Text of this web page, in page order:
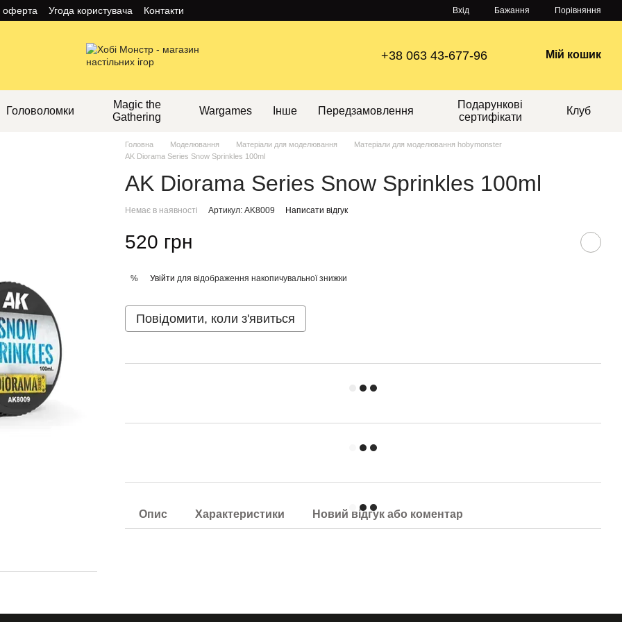
оферта Угода користувача Контакти Вхід Бажання Порівняння
+38 063 43-677-96 Мій кошик
Головоломки
Magic the
Gathering
Wargames Інше Передзамовлення
Подарункові
сертифікати
Клуб
Головна Моделювання Матеріали для моделювання
Матеріали для моделювання hobymonster
AK Diorama Series Snow Sprinkles 100ml
AK Diorama Series Snow Sprinkles 100ml
Немає в наявності Артикул: AK8009 Написати відгук
520 грн
% Увійти для відображення накопичувальної знижки
Повідомити, коли з'явиться
Опис Характеристики Новий відгук або коментар